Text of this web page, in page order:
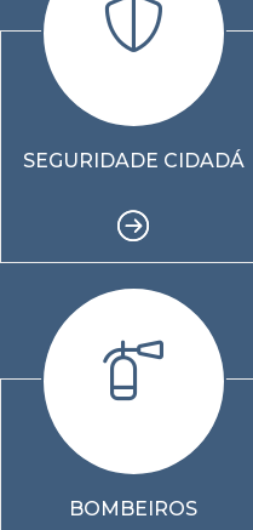
SEGURIDADE CIDADÁ
BOMBEIROS